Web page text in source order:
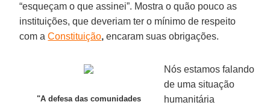
“esqueçam o que assinei”. Mostra o quão pouco as
instituições, que deveriam ter o mínimo de respeito
com aConstituição, encaram suas obrigações.
"A defesa das comunidades
Nós estamos falando
de uma situação
humanitária